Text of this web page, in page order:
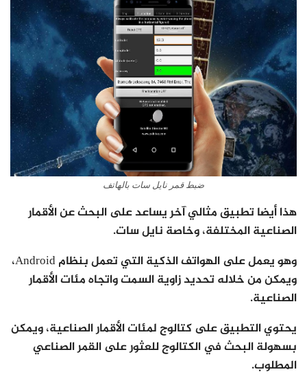
ضبط قمر نايل سات بالهاتف
هذا أيضا تطبيق مثالي آخر يساعد على البحث عن الأقمار
الصناعية المختلفة، وخاصة نايل سات.
وهو يعمل على الهواتف الذكية التي تعمل بنظام Android،
ويمكن من خلاله تحديد زاوية السمت واتجاه مئات الأقمار
الصناعية.
يحتوي التطبيق على كتالوج لمئات الأقمار الصناعية، ويمكن
بسهولة البحث في الكتالوج للعثور على القمر الصناعي
المطلوب.